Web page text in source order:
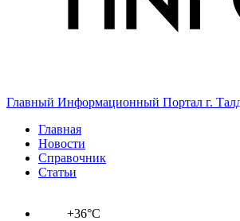
Главный Информационный Портал г.
Главная
Новости
Справочник
Статьи
+36°C